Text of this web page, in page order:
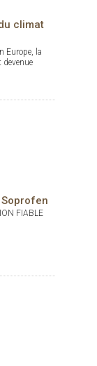
supérieure
volet
sensation
fibre de bois
de bois
climat
Europe, la
FIABLE